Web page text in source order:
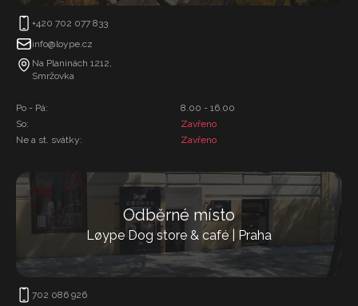
+420 702 077 833
info@loype.cz
Na Planinách 1212,
Smržovka
Po - Pá:
So:
Ne a st. svátky:
8.00 - 16.00
Zavřeno
Zavřeno
Odběrné místo
Løype Dog store & café | Praha
702 086 926